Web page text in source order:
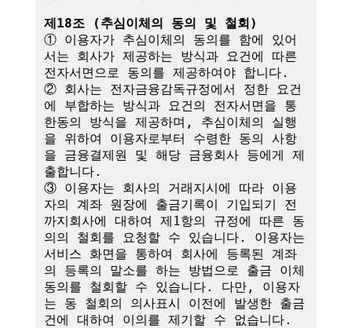
제18조 (추심이체의 동의 및 철회)
① 이용자가 추심이체의 동의를 함에 있어
서는 회사가 제공하는 방식과 요건에 따른
전자서면으로 동의를 제공하여야 합니다.
② 회사는 전자금융감독규정에서 정한 요건
에 부합하는 방식과 요건의 전자서면을 통
한동의 방식을 제공하며, 추심이체의 실행
을 위하여 이용자로부터 수령한 동의 사항
을 금융결제원 및 해당 금융회사 등에게 제
출합니다.
③ 이용자는 회사의 거래지시에 따라 이용
자의 계좌 원장에 출금기록이 기입되기 전
까지회사에 대하여 제1항의 규정에 따른 동
의의 철회를 요청할 수 있습니다. 이용자는
서비스 화면을 통하여 회사에 등록된 계좌
의 등록의 말소를 하는 방법으로 출금 이체
동의를 철회할 수 있습니다. 다만, 이용자
는 동 철회의 의사표시 이전에 발생한 출금
건에 대하여 이의를 제기할 수 없습니다.